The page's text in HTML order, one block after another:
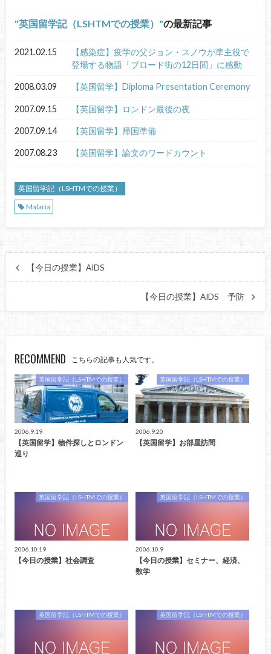
英国留学記（LSHTMでの授業） の最新記事
2021.02.15
【感染症】疫学の父ジョン・スノウが準主役で
登場する物語「ブロード街の12日間」に感動
2008.03.09 【英国留学】Diploma Presentation Ceremony
2007.09.15 【英国留学】ロンドン最後の夜
2007.09.14 【英国留学】帰国準備
2007.08.23 【英国留学】論文のワードカウント
英国留学記（LSHTMでの授業）
Malaria
【今日の授業】AIDS
【今日の授業】AIDS 予防
RECOMMEND こちらの記事も人気です。
英国留学記（LSHTMでの授業）
2006.9.19
【英国留学】物件探しとロンドン
巡り
英国留学記（LSHTMでの授業）
2006.9.20
【英国留学】お部屋訪問
英国留学記（LSHTMでの授業）
2006.10.19
【今日の授業】社会調査
英国留学記（LSHTMでの授業）
2006.10.9
【今日の授業】セミナー、経済、
数学
英国留学記（LSHTMでの授業） 英国留学記（LSHTMでの授業）